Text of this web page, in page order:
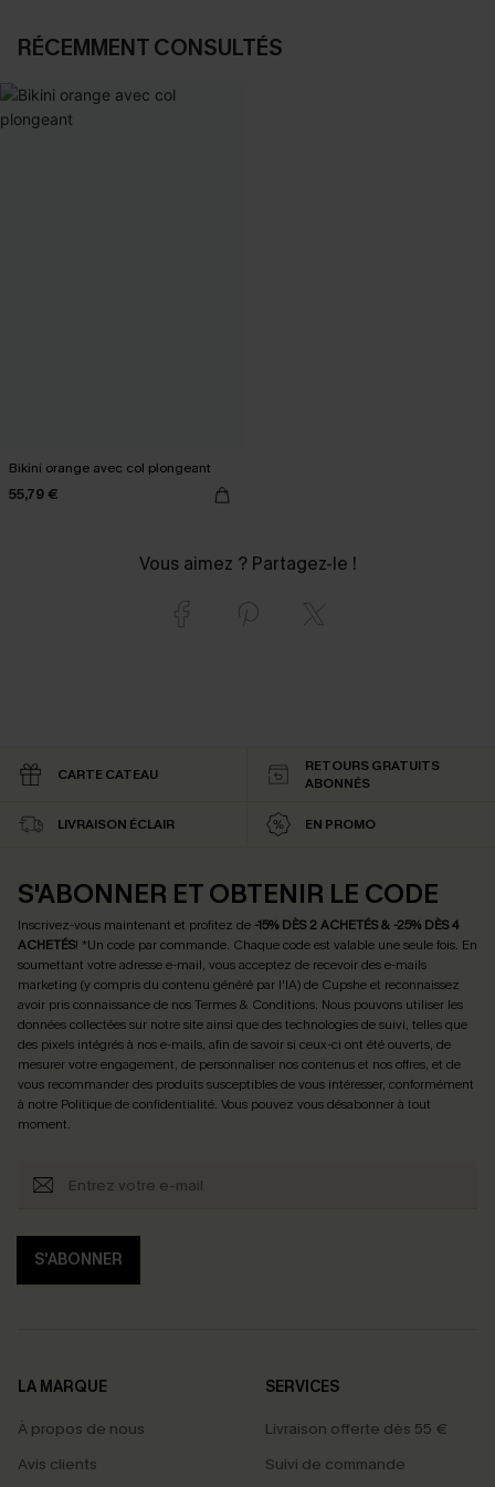
RÉCEMMENT CONSULTÉS
Bikini orange avec col plongeant
55,79 €
Vous aimez ? Partagez-le !
CARTE CATEAU
RETOURS GRATUITS
ABONNÉS
LIVRAISON ÉCLAIR EN PROMO
S'ABONNER ET OBTENIR LE CODE
Inscrivez-vous maintenant et profitez de -15% DÈS 2 ACHETÉS & -25% DÈS 4
ACHETÉS! *Un code par commande. Chaque code est valable une seule fois. En
soumettant votre adresse e-mail, vous acceptez de recevoir des e-mails
marketing (y compris du contenu généré par l'IA) de Cupshe et reconnaissez
avoir pris connaissance de nosTermes & Conditions. Nous pouvons utiliser les
données collectées sur notre site ainsi que des technologies de suivi, telles que
des pixels intégrés à nos e-mails, afin de savoir si ceux-ci ont été ouverts, de
mesurer votre engagement, de personnaliser nos contenus et nos offres, et de
vous recommander des produits susceptibles de vous intéresser, conformément
à notre Politique de confidentialité. Vous pouvez vous désabonner à tout
moment.
S'ABONNER
LA MARQUE
À propos de nous
Avis clients
SERVICES
Livraison offerte dès 55 €
Suivi de commande